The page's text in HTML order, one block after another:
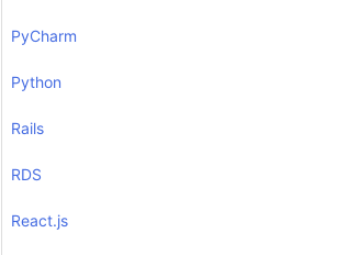
PyCharm
Python
Rails
RDS
React.js